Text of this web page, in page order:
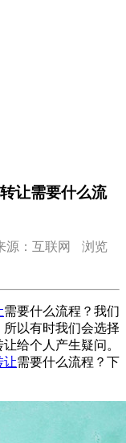
让需要什么流
源：互联网
浏览
需要什么流程？我们
以有时我们会选择
给个人产生疑问。
让需要什么流程？下